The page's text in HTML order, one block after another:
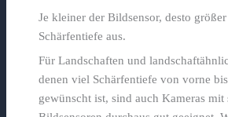
Je kleiner der Bildsensor, desto
Schärfentiefe aus.
Für Landschaften und
denen viel Schärfentiefe von vorne
gewünscht ist, sind auch Kameras mit